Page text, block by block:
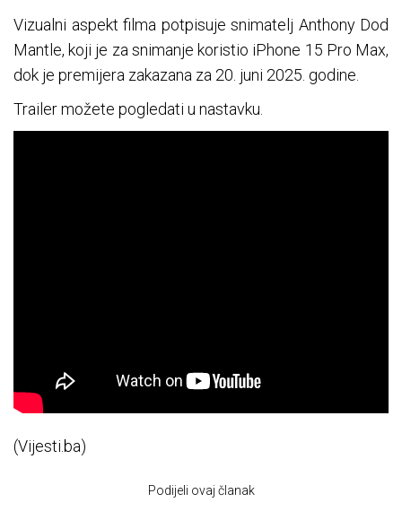
Vizualni aspekt filma potpisuje snimatelj Anthony Dod
Mantle, koji je za snimanje koristio iPhone 15 Pro Max,
dok je premijera zakazana za 20. juni 2025. godine.
Trailer možete pogledati u nastavku.
(Vijesti.ba)
Podijeli ovaj članak